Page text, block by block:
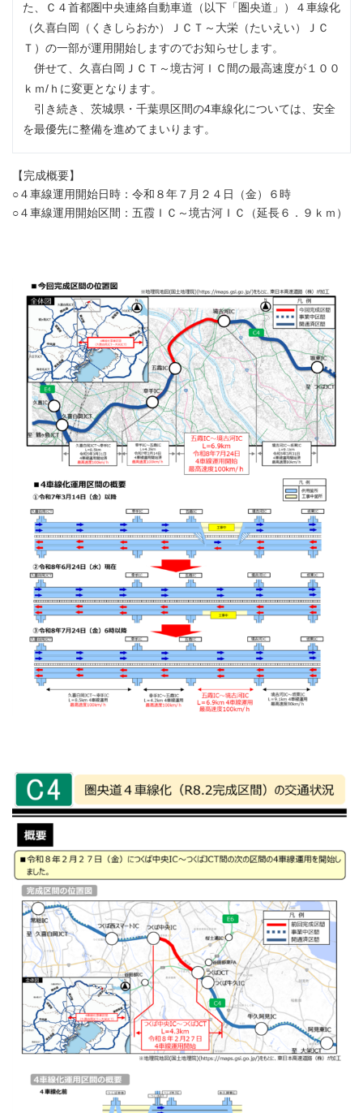
た、Ｃ４首都圏中央連絡自動車道（以下「圏央道」）４車線化
（久喜白岡（くきしらおか）ＪＣＴ～⼤栄（たいえい）ＪＣ
Ｔ）の一部が運用開始しますのでお知らせします。
併せて、久喜白岡ＪＣＴ～境古河ＩＣ間の最高速度が１００
ｋｍ/ｈに変更となります。
引き続き、茨城県・千葉県区間の4車線化については、安全
を最優先に整備を進めてまいります。
【完成概要】
○４車線運用開始日時：令和８年７月２４日（金）６時
○４車線運用開始区間：五霞ＩＣ～境古河ＩＣ（延長６．９ｋｍ）